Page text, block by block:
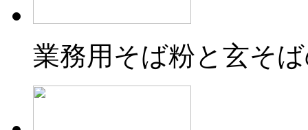
業務用そば粉と玄そ